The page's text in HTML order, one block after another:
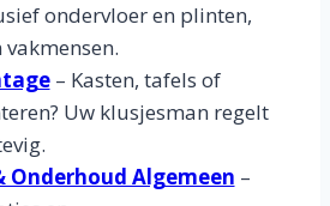
ondervloer en plinten,
– Kasten, tafels of
Uw klusjesman regelt
Onderhoud Algemeen –